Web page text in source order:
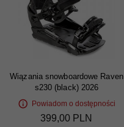
Wiązania snowboardowe Raven
s230 (black) 2026
Powiadom o dostępności
399,00 PLN